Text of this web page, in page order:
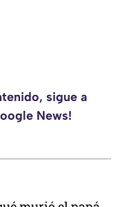
sigue a
News!